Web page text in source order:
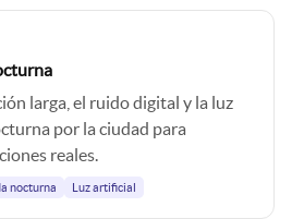
larga, el ruido digital y la luz
por la ciudad para
reales.
nocturna Luz artificial